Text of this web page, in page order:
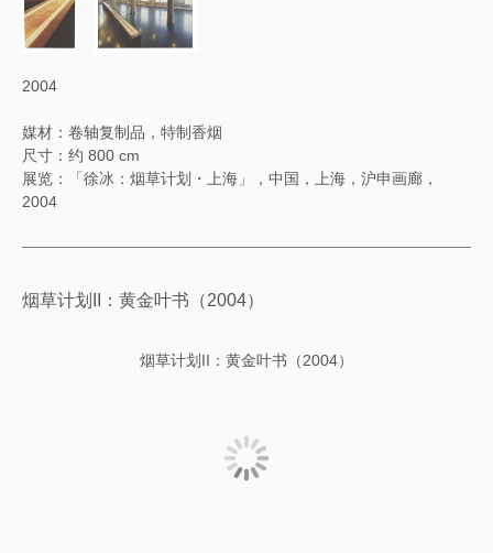
2004
媒材：卷轴复制品，特制香烟
尺寸：约 800 cm
展览：「徐冰：烟草计划・上海」，中国，上海，沪申画廊，
2004
烟草计划II：黄金叶书（2004）
烟草计划II：黄金叶书（2004）